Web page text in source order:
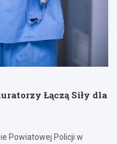
Łączą Siły dla
Powiatowej Policji w